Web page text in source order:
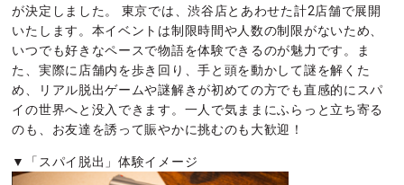
が決定しました。 東京では、渋谷店とあわせた計2店舗で展開
いたします。本イベントは制限時間や人数の制限がないため、
いつでも好きなペースで物語を体験できるのが魅力です。ま
た、実際に店舗内を歩き回り、手と頭を動かして謎を解くた
め、リアル脱出ゲームや謎解きが初めての方でも直感的にスパ
イの世界へと没入できます。一人で気ままにふらっと立ち寄る
のも、お友達を誘って賑やかに挑むのも大歓迎！
▼「スパイ脱出」体験イメージ